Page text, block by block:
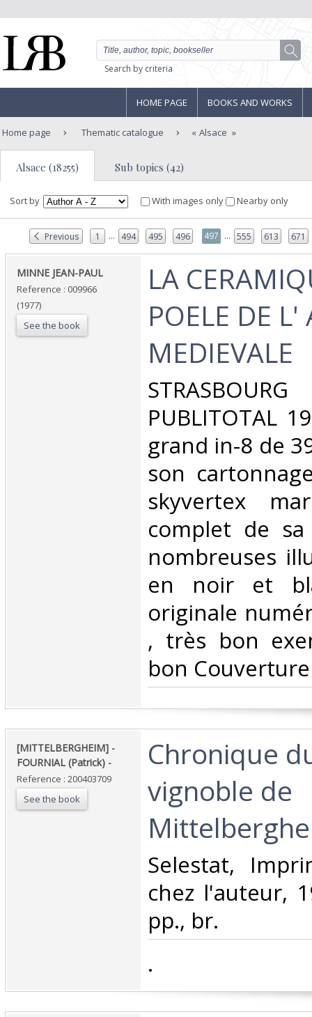
Search by criteria
HOME PAGE BOOKS AND WORKS
Home page Thematic catalogue Alsace
Alsace (18255) Sub topics (42)
Sort by With images only Nearby only
Previous 1 ... 494 495 496 497 ... 555 613 671
‎MINNE JEAN-PAUL‎
Reference : 009966
(1977)
See the book
‎LA
POELE DE L'
MEDIEVALE‎
PUBLITOTAL
grand in-8 de
son
skyvertex
complet de
nombreuses
en noir et
originale
, très bon
bon
‎[MITTELBERGHEIM] -
FOURNIAL (Patrick) - ‎
Reference : 200403709
See the book
‎Chronique
vignoble de
‎Selestat,
chez l'auteur,
pp., br.‎
‎.‎